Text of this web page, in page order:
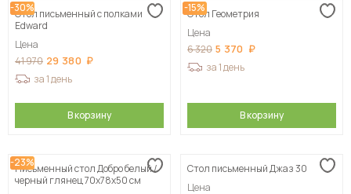
-30%
Стол письменный с полками
Edward
Цена
41 970 29 380
за 1 день
В корзину
-15%
Стол Геометрия
Цена
6 320 5 370
за 1 день
В корзину
-23%
Письменный стол Добро белый /
черный глянец 70х78х50 см
Стол письменный Джаз 30
Цена